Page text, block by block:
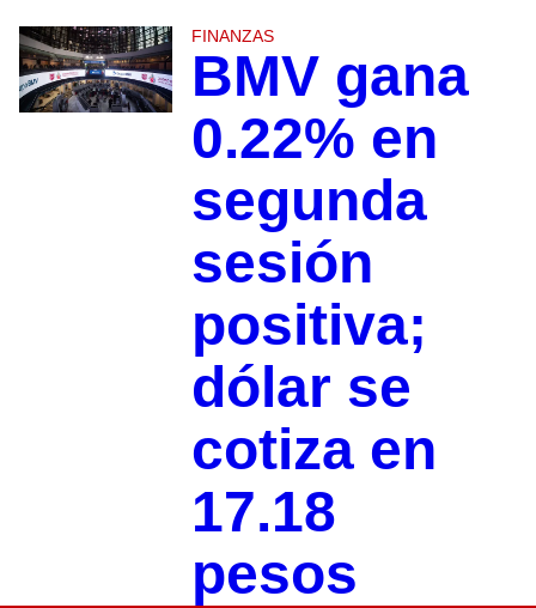
FINANZAS
BMV gana
0.22% en
segunda
sesión
positiva;
dólar se
cotiza en
17.18
pesos